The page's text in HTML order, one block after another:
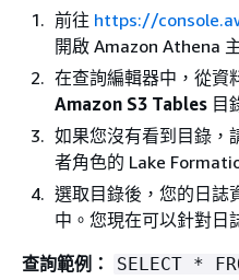
前往 https://
開啟 Amazon Athena
在查詢編輯器中，從資
Amazon S3 Tables 目
如果您沒有看到目錄，
者角色的 Lake
選取目錄後，您的日誌
中。您現在可以針對日
查詢範例：
SELECT *